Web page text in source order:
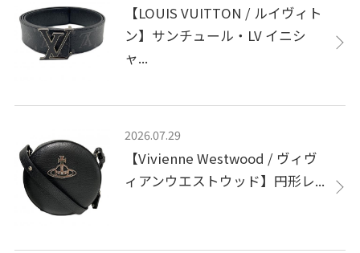
【LOUIS VUITTON / ルイヴィト
ン】サンチュール・LV イニシ
ャ...
2026.07.29
【Vivienne Westwood / ヴィヴ
ィアンウエストウッド】円形レ...